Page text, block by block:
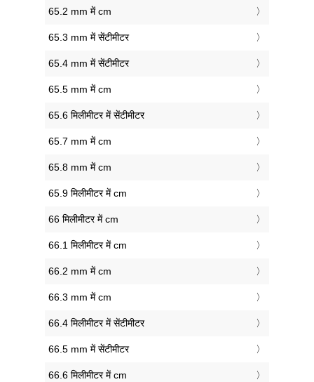
65.2 mm में cm
65.3 mm में सेंटीमीटर
65.4 mm में सेंटीमीटर
65.5 mm में cm
65.6 मिलीमीटर में सेंटीमीटर
65.7 mm में cm
65.8 mm में cm
65.9 मिलीमीटर में cm
66 मिलीमीटर में cm
66.1 मिलीमीटर में cm
66.2 mm में cm
66.3 mm में cm
66.4 मिलीमीटर में सेंटीमीटर
66.5 mm में सेंटीमीटर
66.6 मिलीमीटर में cm